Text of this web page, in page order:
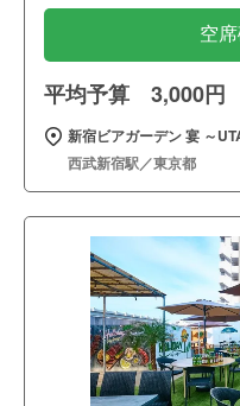
空
平均予算 3,000円
新宿ビアガーデン 宴 ～
西武新宿駅／東京都